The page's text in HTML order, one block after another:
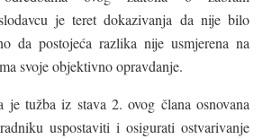
je teret dokazivanja da nije bilo
da postojeća razlika nije usmjerena na
svoje objektivno opravdanje.
tužba iz stava 2. ovog člana osnovana
uspostaviti i osigurati ostvarivanje